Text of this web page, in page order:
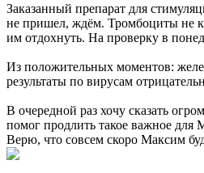
Заказанный препарат для
не пришел, ждём. Тромбоциты не
им отдохнуть. На проверку в
Из положительных моментов:
результаты по вирусам
В очередной раз хочу сказать
помог продлить такое важное для
Верю, что совсем скоро Максим